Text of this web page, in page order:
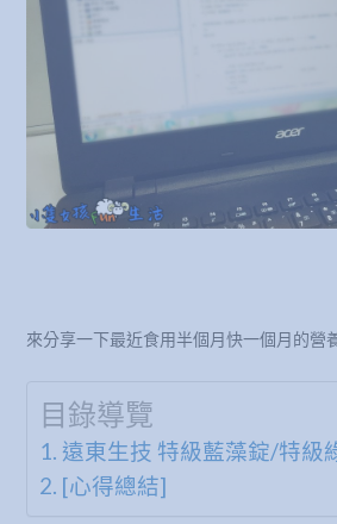
來分享一下最近食用半個月快一個月的營
目錄導覽
遠東生技 特級藍藻錠/特級
[心得總結]